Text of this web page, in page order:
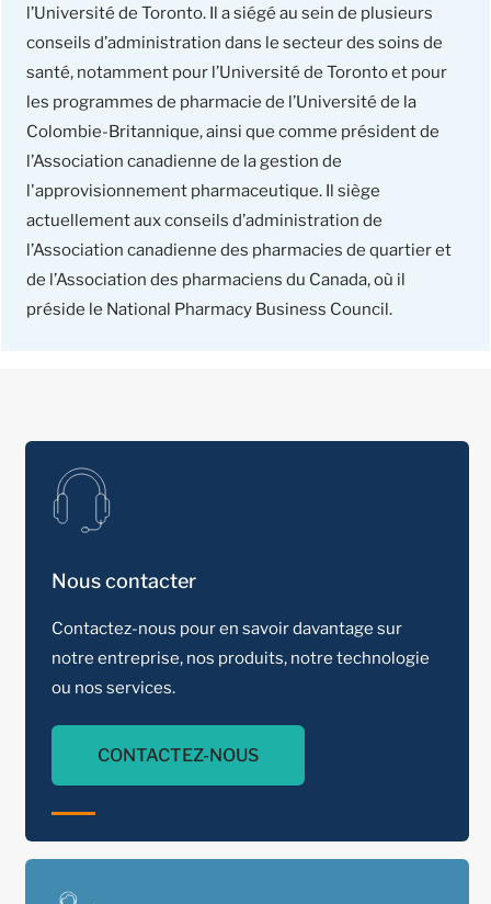
l’Université de Toronto. Il a siégé au sein de plusieurs
conseils d’administration dans le secteur des soins de
santé, notamment pour l’Université de Toronto et pour
les programmes de pharmacie de l’Université de la
Colombie-Britannique, ainsi que comme président de
l’Association canadienne de la gestion de
l'approvisionnement pharmaceutique. Il siège
actuellement aux conseils d’administration de
l’Association canadienne des pharmacies de quartier et
de l’Association des pharmaciens du Canada, où il
préside le National Pharmacy Business Council.
Nous contacter
Contactez-nous pour en savoir davantage sur
notre entreprise, nos produits, notre technologie
ou nos services.
CONTACTEZ-NOUS